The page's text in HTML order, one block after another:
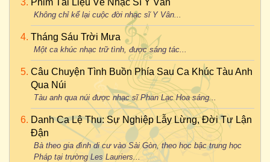
Phim Tài Liệu Về Nhạc Sĩ Y Vân
Không chỉ kể lại cuộc đời nhạc sĩ Y Vân...
Tháng Sáu Trời Mưa
Một ca khúc nhạc trữ tình, được sáng tác...
Câu Chuyện Tình Buồn Phía Sau Ca Khúc Tàu Anh
Qua Núi
Tàu anh qua núi được nhạc sĩ Phan Lạc Hoa sáng...
Danh Ca Lệ Thu: Sự Nghiệp Lẫy Lừng, Đời Tư Lận
Đận
Bà theo gia đình di cư vào Sài Gòn, theo học bậc trung học
Pháp tại trường Les Lauriers...